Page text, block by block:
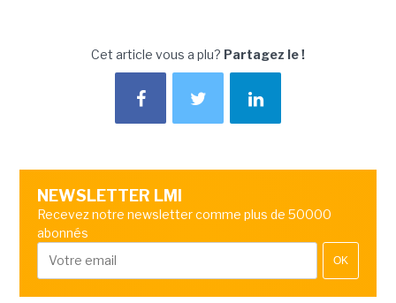
Cet article vous a plu? Partagez le !
NEWSLETTER LMI
Recevez notre newsletter comme plus de 50000
abonnés
OK